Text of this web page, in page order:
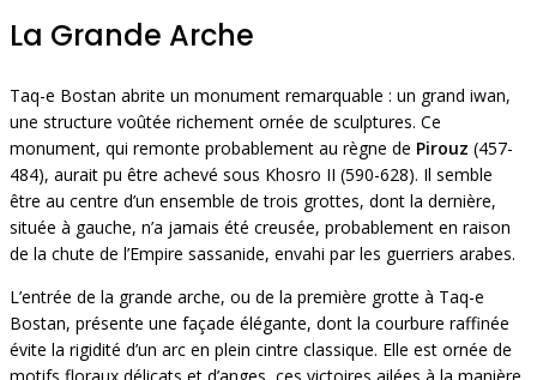
La Grande Arche
Taq-e Bostan abrite un monument remarquable : un grand iwan,
une structure voûtée richement ornée de sculptures. Ce
monument, qui remonte probablement au règne de Pirouz (457-
484), aurait pu être achevé sous Khosro II (590-628). Il semble
être au centre d’un ensemble de trois grottes, dont la dernière,
située à gauche, n’a jamais été creusée, probablement en raison
de la chute de l’Empire sassanide, envahi par les guerriers arabes.
L’entrée de la grande arche, ou de la première grotte à Taq-e
Bostan, présente une façade élégante, dont la courbure raffinée
évite la rigidité d’un arc en plein cintre classique. Elle est ornée de